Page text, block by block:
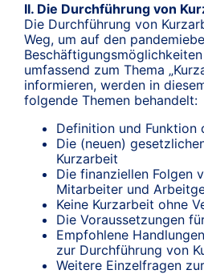
II. Die Durchführung von
Die Durchführung von
Weg, um auf den
umfassend zum Thema
informieren, werden in
folgende Themen behandelt:
Definition und Funktion
Die (neuen)
Kurzarbeit
Die finanziellen Folgen
Mitarbeiter und
Keine Kurzarbeit ohne
Die Voraussetzungen
Empfohlene
zur Durchführung von
Weitere Einzelfragen